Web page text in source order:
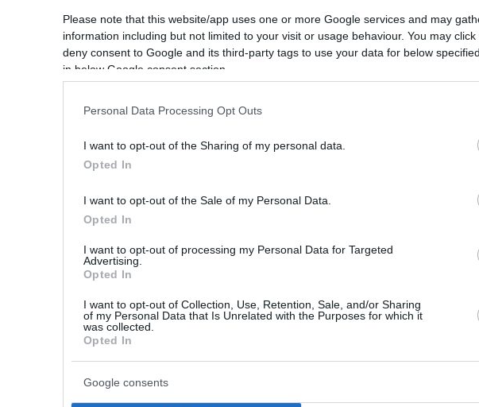
Please note that this website/app uses one or more Google services and may
information including but not limited to your visit or usage behaviour. You may
deny consent to Google and its third-party tags to use your data for below
in below Google consent section.
Personal Data Processing Opt Outs
I want to opt-out of the Sharing of my personal data.
Opted In
I want to opt-out of the Sale of my Personal Data.
Opted In
I want to opt-out of processing my Personal Data for Targeted
Advertising.
Opted In
I want to opt-out of Collection, Use, Retention, Sale, and/or Sharing
of my Personal Data that Is Unrelated with the Purposes for which it
was collected.
Opted In
Google consents